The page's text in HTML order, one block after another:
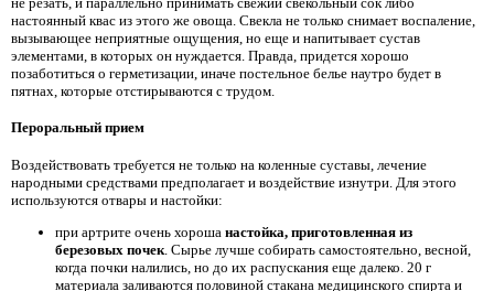
настоянный квас из этого же овоща. Свекла не только снимает воспаление,
вызывающее неприятные ощущения, но еще и напитывает сустав
элементами, в которых он нуждается. Правда, придется хорошо
позаботиться о герметизации, иначе постельное белье наутро будет в
пятнах, которые отстирываются с трудом.
Пероральный прием
Воздействовать требуется не только на коленные суставы, лечение
народными средствами предполагает и воздействие изнутри. Для этого
используются отвары и настойки:
при артрите очень хороша настойка, приготовленная из
березовых почек. Сырье лучше собирать самостоятельно, весной,
когда почки налились, но до их распускания еще далеко. 20 г
материала заливаются половиной стакана медицинского спирта и